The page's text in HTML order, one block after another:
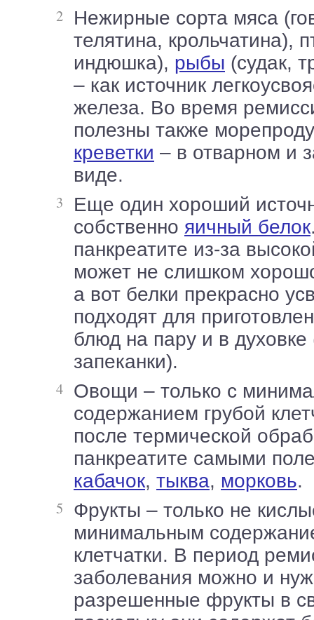
Нежирные сорта мяса (говядина,
телятина, крольчатина),
индюшка), рыбы (судак,
– как источник
железа. Во время
полезны также
креветки – в отварном и
виде.
Еще один хороший источник белка –
собственно яичный белок
панкреатите из-за
может не слишком
а вот белки прекрасно
подходят для
блюд на пару и в духовке
запеканки).
Овощи – только с минимальным
содержанием грубой
после термической
панкреатите самыми
кабачок, тыква, морковь.
Фрукты – только не кислые, с
минимальным
клетчатки. В период
заболевания можно и
разрешенные фрукты в